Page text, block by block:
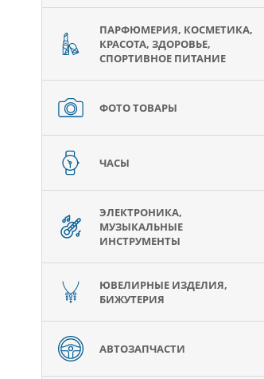
ПАРФЮМЕРИЯ, КОСМЕТИКА,
КРАСОТА, ЗДОРОВЬЕ,
СПОРТИВНОЕ ПИТАНИЕ
ФОТО ТОВАРЫ
ЧАСЫ
ЭЛЕКТРОНИКА,
МУЗЫКАЛЬНЫЕ
ИНСТРУМЕНТЫ
ЮВЕЛИРНЫЕ ИЗДЕЛИЯ,
БИЖУТЕРИЯ
АВТОЗАПЧАСТИ